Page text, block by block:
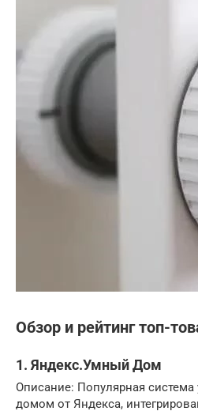
Обзор и рейтинг топ-
1. Яндекс.Умный Дом
Описание: Популярная
домом от Яндекса,